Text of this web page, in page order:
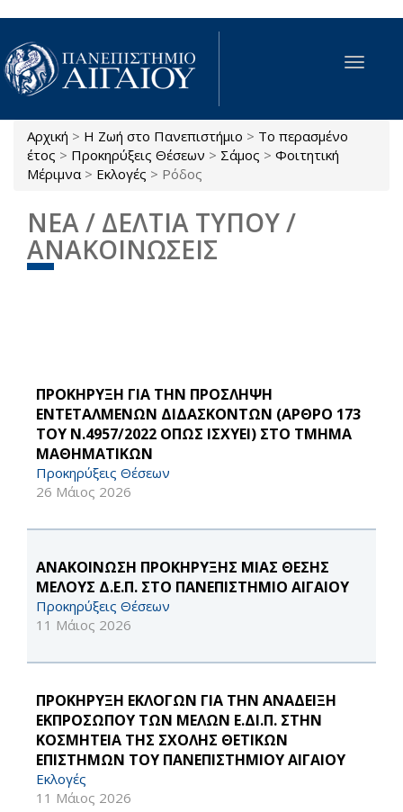
Παράκαμψη προς το κυρίως περιεχόμενο
Toggle
Είστε εδώ
Αρχική > Η Ζωή στο Πανεπιστήμιο > Το περασμένο
έτος > Προκηρύξεις Θέσεων > Σάμος > Φοιτητική
Μέριμνα > Εκλογές > Ρόδος
ΝΕΑ / ΔΕΛΤΙΑ ΤΥΠΟΥ /
ΑΝΑΚΟΙΝΩΣΕΙΣ
ΠΡΟΚΗΡΥΞΗ ΓΙΑ ΤΗΝ ΠΡΟΣΛΗΨΗ
ΕΝΤΕΤΑΛΜΕΝΩΝ ΔΙΔΑΣΚΟΝΤΩΝ (ΑΡΘΡΟ 173
ΤΟΥ Ν.4957/2022 ΟΠΩΣ ΙΣΧΥΕΙ) ΣΤΟ ΤΜΗΜΑ
ΜΑΘΗΜΑΤΙΚΩΝ
Προκηρύξεις Θέσεων
26 Μάιος 2026
ΑΝΑΚΟΙΝΩΣΗ ΠΡΟΚΗΡΥΞΗΣ ΜΙΑΣ ΘΕΣΗΣ
ΜΕΛΟΥΣ Δ.Ε.Π. ΣΤΟ ΠΑΝΕΠΙΣΤΗΜΙΟ ΑΙΓΑΙΟΥ
Προκηρύξεις Θέσεων
11 Μάιος 2026
ΠΡΟΚΗΡΥΞΗ ΕΚΛΟΓΩΝ ΓΙΑ ΤΗΝ ΑΝΑΔΕΙΞΗ
ΕΚΠΡΟΣΩΠΟΥ ΤΩΝ ΜΕΛΩΝ Ε.ΔΙ.Π. ΣΤΗΝ
ΚΟΣΜΗΤΕΙΑ ΤΗΣ ΣΧΟΛΗΣ ΘΕΤΙΚΩΝ
ΕΠΙΣΤΗΜΩΝ ΤΟΥ ΠΑΝΕΠΙΣΤΗΜΙΟΥ ΑΙΓΑΙΟΥ
Εκλογές
11 Μάιος 2026